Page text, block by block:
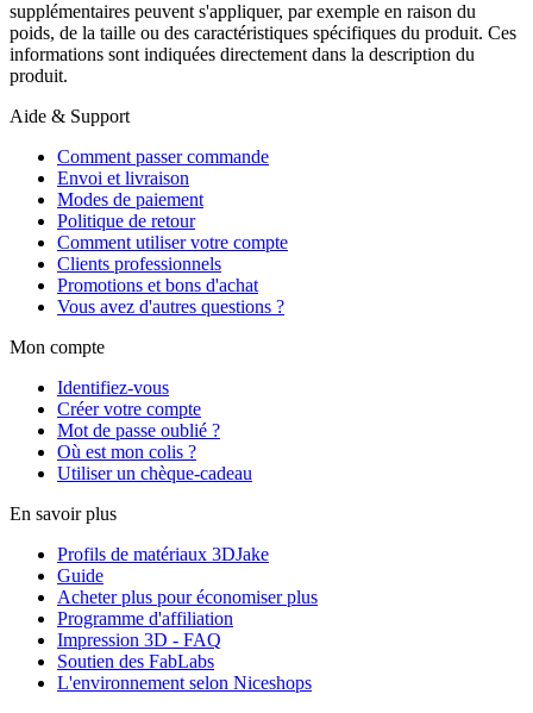
supplémentaires peuvent s'appliquer, par exemple en raison du
poids, de la taille ou des caractéristiques spécifiques du produit. Ces
informations sont indiquées directement dans la description du
produit.
Aide & Support
Comment passer commande
Envoi et livraison
Modes de paiement
Politique de retour
Comment utiliser votre compte
Clients professionnels
Promotions et bons d'achat
Vous avez d'autres questions ?
Mon compte
Identifiez-vous
Créer votre compte
Mot de passe oublié ?
Où est mon colis ?
Utiliser un chèque-cadeau
En savoir plus
Profils de matériaux 3DJake
Guide
Acheter plus pour économiser plus
Programme d'affiliation
Impression 3D - FAQ
Soutien des FabLabs
L'environnement selon Niceshops